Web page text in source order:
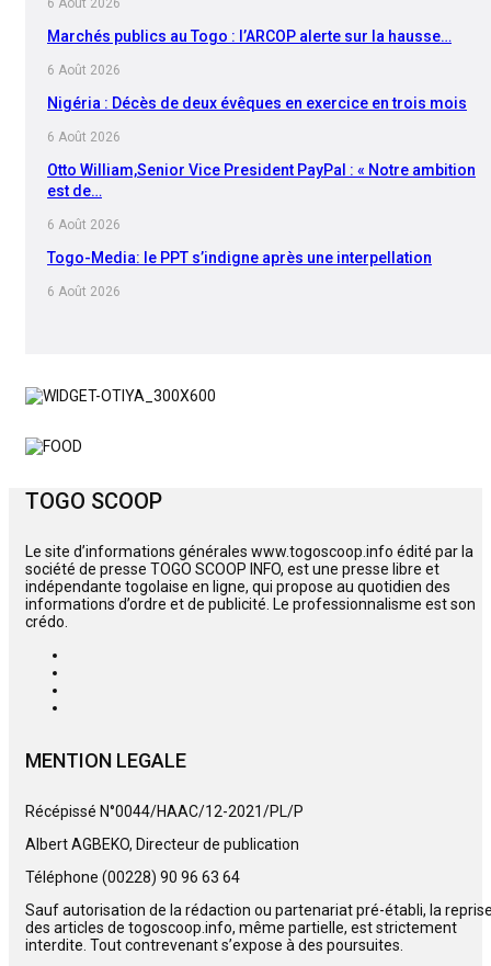
Marchés publics au Togo : l’ARCOP alerte sur la hausse…
6 Août 2026
Nigéria : Décès de deux évêques en exercice en trois mois
6 Août 2026
Otto William,Senior Vice President PayPal : « Notre ambition
est de…
6 Août 2026
Togo-Media: le PPT s’indigne après une interpellation
6 Août 2026
TOGO SCOOP
Le site d’informations générales www.togoscoop.info édité par la
société de presse TOGO SCOOP INFO, est une presse libre et
indépendante togolaise en ligne, qui propose au quotidien des
informations d’ordre et de publicité. Le professionnalisme est son
crédo.
MENTION LEGALE
Récépissé N°0044/HAAC/12-2021/PL/P
Albert AGBEKO, Directeur de publication
Téléphone (00228) 90 96 63 64
Sauf autorisation de la rédaction ou partenariat pré-établi, la
des articles de togoscoop.info, même partielle, est strictement
interdite. Tout contrevenant s’expose à des poursuites.